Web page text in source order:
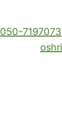
050-7197073